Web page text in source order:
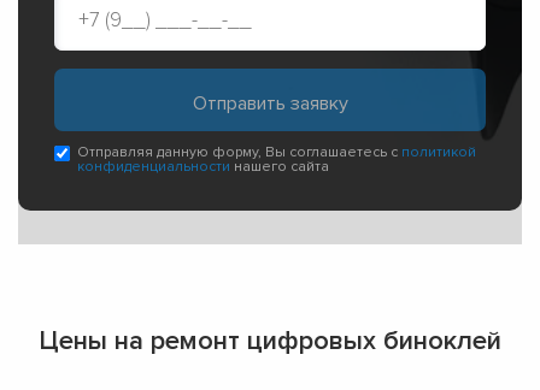
Отправляя данную форму, Вы соглашаетесь с политикой
конфиденциальности нашего сайта
Цены на ремонт цифровых биноклей